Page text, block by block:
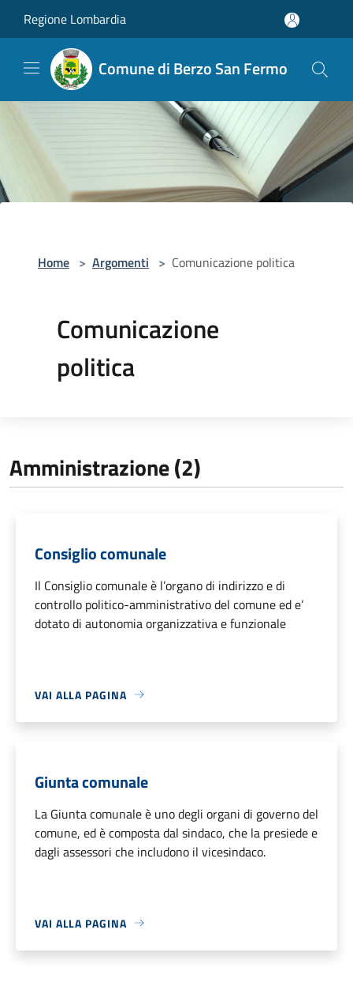
Regione Lombardia
Comune di Berzo San Fermo
Home > Argomenti > Comunicazione politica
Comunicazione
politica
Amministrazione (2)
Consiglio comunale
Il Consiglio comunale è l’organo di indirizzo e di
controllo politico-amministrativo del comune ed e’
dotato di autonomia organizzativa e funzionale
VAI ALLA PAGINA
Giunta comunale
La Giunta comunale è uno degli organi di governo del
comune, ed è composta dal sindaco, che la presiede e
dagli assessori che includono il vicesindaco.
VAI ALLA PAGINA